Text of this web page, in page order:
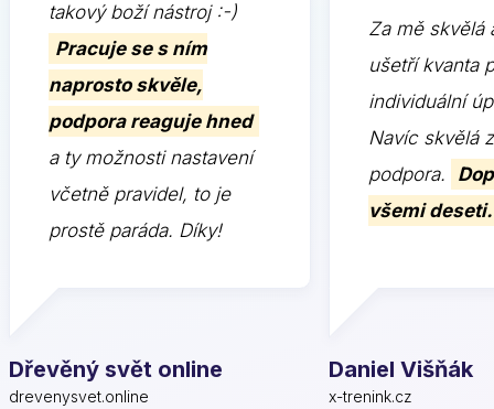
takový boží nástroj :-)
Pracuje se s ním
naprosto skvěle,
podpora reaguje hned
a ty možnosti nastavení
včetně pravidel, to je
prostě paráda. Díky!
Dřevěný svět online
drevenysvet.online
Za mě skvělá
ušetří kvanta
individuální
Navíc skvělá
podpora.
všemi deseti.
Daniel Višňák
x-trenink.cz